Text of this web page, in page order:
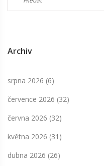
Archiv
srpna 2026 (6)
července 2026 (32)
června 2026 (32)
května 2026 (31)
dubna 2026 (26)